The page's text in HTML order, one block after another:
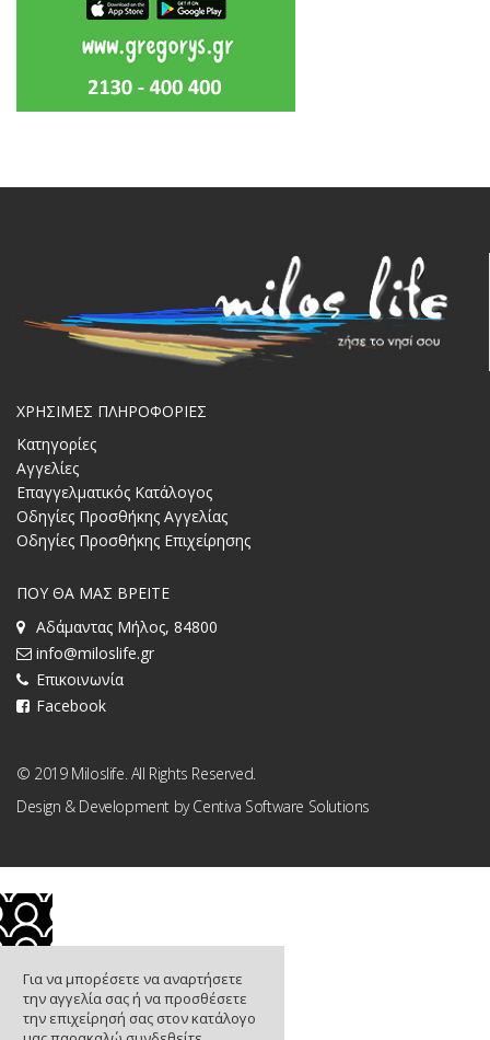
ΧΡΗΣΙΜΕΣ ΠΛΗΡΟΦΟΡΙΕΣ
Κατηγορίες
Αγγελίες
Επαγγελματικός Κατάλογος
Οδηγίες Προσθήκης Αγγελίας
Οδηγίες Προσθήκης Επιχείρησης
ΠΟΥ ΘΑ ΜΑΣ ΒΡΕΙΤΕ
Αδάμαντας Μήλος, 84800
info@miloslife.gr
Επικοινωνία
Facebook
© 2019 Miloslife. All Rights Reserved.
Design & Development byCentiva Software Solutions
Για να μπορέσετε να αναρτήσετε
την αγγελία σας ή να προσθέσετε
την επιχείρησή σας στον κατάλογο